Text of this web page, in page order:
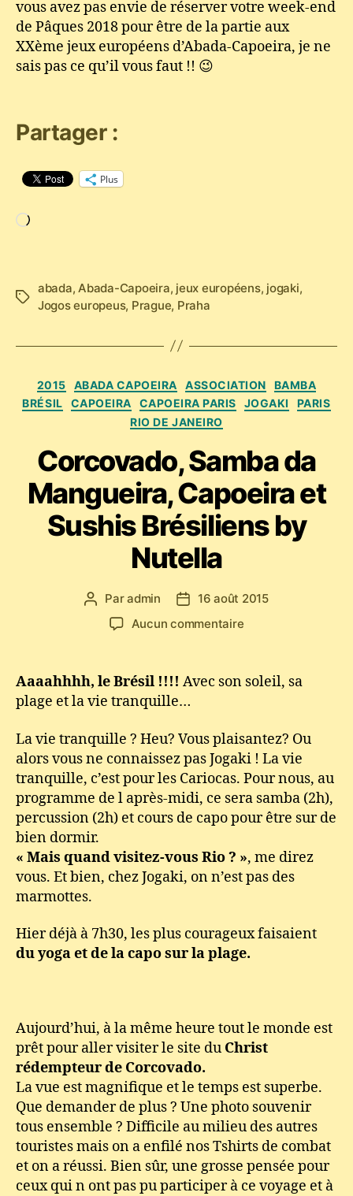
vous avez pas envie de réserver votre week-end
de Pâques 2018 pour être de la partie aux
XXème jeux européens d’Abada-Capoeira, je ne
sais pas ce qu’il vous faut !! 😉
Partager :
Plus
Étiquettes
abada, Abada-Capoeira, jeux européens, jogaki,
Jogos europeus, Prague, Praha
Catégories
2015 ABADA CAPOEIRA ASSOCIATION
BAMBA
BRÉSIL
CAPOEIRA CAPOEIRA PARIS JOGAKI
PARIS
RIO DE JANEIRO
Corcovado, Samba da
Mangueira, Capoeira et
Sushis Brésiliens by
Nutella
Auteur
l’article
Paradmin
Date16 août 2015
Aucun commentairesur
da
Mangueira,
Sushis
Brésiliens
by
Nutella
Aaaahhhh, le Brésil !!!! Avec son soleil, sa
plage et la vie tranquille…
La vie tranquille ? Heu? Vous plaisantez? Ou
alors vous ne connaissez pas Jogaki ! La vie
tranquille, c’est pour les Cariocas. Pour nous, au
programme de l après-midi, ce sera samba (2h),
percussion (2h) et cours de capo pour être sur de
bien dormir.
« Mais quand visitez-vous Rio ? », me direz
vous. Et bien, chez Jogaki, on n’est pas des
marmottes.
Hier déjà à 7h30, les plus courageux faisaient
du yoga et de la capo sur la plage.
Aujourd’hui, à la même heure tout le monde est
prêt pour aller visiter le site du Christ
rédempteur de Corcovado.
La vue est magnifique et le temps est superbe.
Que demander de plus ? Une photo souvenir
tous ensemble ? Difficile au milieu des autres
touristes mais on a enfilé nos Tshirts de combat
et on a réussi. Bien sûr, une grosse pensée pour
ceux qui n ont pas pu participer à ce voyage et à